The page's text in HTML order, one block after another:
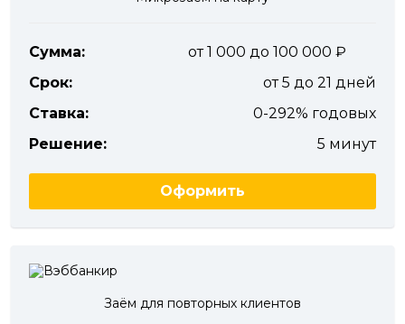
Сумма:
от 1 000 до 100 000
Срок:
от 5 до 21 дней
Ставка:
0-292% годовых
Решение:
5 минут
Оформить
Заём для повторных клиентов